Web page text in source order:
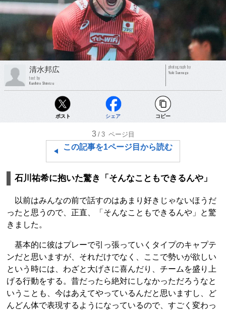
清水邦広
text by
Kunihiro Shimizu
photograph by
Yuki Suenaga
ポスト シェア コピー
3 /3 ページ目
この記事を1ページ目から読む
石川祐希に抱いた驚き「そんなこともできるんや」
以前はみんなの前で話すのはあまり好きじゃないほうだ
ったと思うので、正直、「そんなこともできるんや」と驚
きました。
基本的に彼はプレーで引っ張っていくタイプのキャプテ
ンだと思いますが、それだけでなく、ここで勢いが欲しい
という時には、わざと大げさに喜んだり、チームを盛り上
げる行動をする。昔だったら絶対にしなかっただろうなと
いうことも、今はあえてやっているんだと思いますし、ど
んどん体で表現するようになっているので、すごく変わっ